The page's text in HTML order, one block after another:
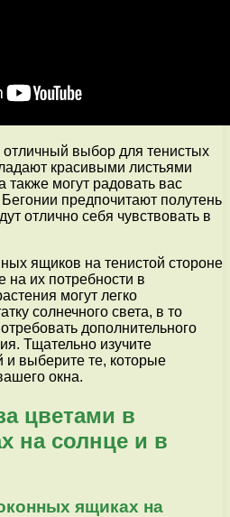
выбор для тенистых
красивыми листьями
могут радовать вас
предпочитают полутень
отлично себя чувствовать в
ящиков на тенистой стороне
на их потребности в
могут легко
солнечного света, в то
дополнительного
Тщательно изучите
и выберите те, которые
окна.
цветами в
на солнце и в
ящиках на